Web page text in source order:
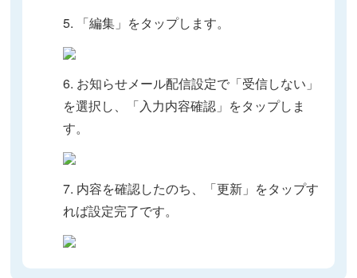
5. 「編集」をタップします。
6. お知らせメール配信設定で「受信しない」
を選択し、「入力内容確認」をタップしま
す。
7. 内容を確認したのち、「更新」をタップす
れば設定完了です。